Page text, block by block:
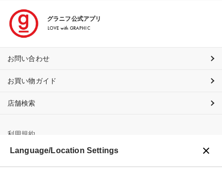
グラニフ公式アプリ
LOVE with GRAPHIC
お問い合わせ
お買い物ガイド
店舗検索
利用規約
プライバシーポリシー
Language/Location Settings